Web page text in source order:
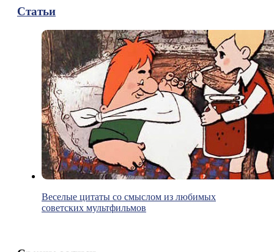
Статьи
Веселые цитаты со смыслом из любимых
советских мультфильмов